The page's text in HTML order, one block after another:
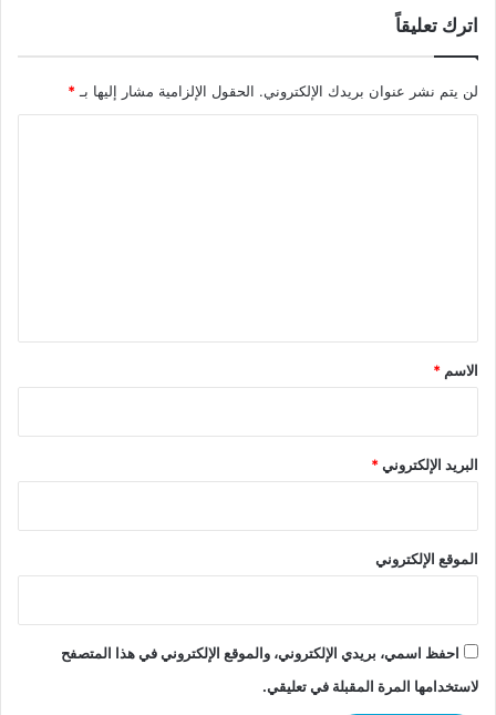
اترك تعليقاً
لن يتم نشر عنوان بريدك الإلكتروني. الحقول الإلزامية مشار إليها بـ*
*
الاسم *
البريد الإلكتروني*
الموقع الإلكتروني
احفظ اسمي، بريدي الإلكتروني، والموقع الإلكتروني في هذا المتصفح
لاستخدامها المرة المقبلة في تعليقي.